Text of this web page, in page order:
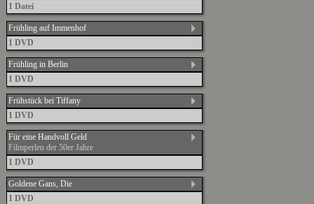
1 Datei
Frühling auf Immenhof
1 DVD
Frühling in Berlin
1 DVD
Frühstück bei Tiffany
1 DVD
Für eine Handvoll Geld
Filmperlen der 50er Jahre
1 DVD
Goldene Gans, Die
1 DVD